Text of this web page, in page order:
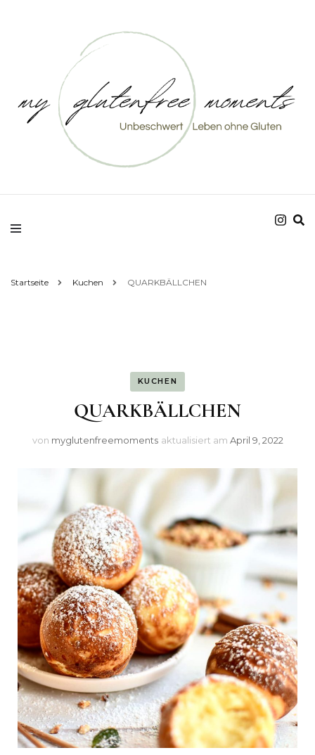
my glutenfree
Startseite Kuchen QUARKBÄLLCHEN
KUCHEN
QUARKBÄLLCHEN
von myglutenfreemoments aktualisiert am April 9, 2022